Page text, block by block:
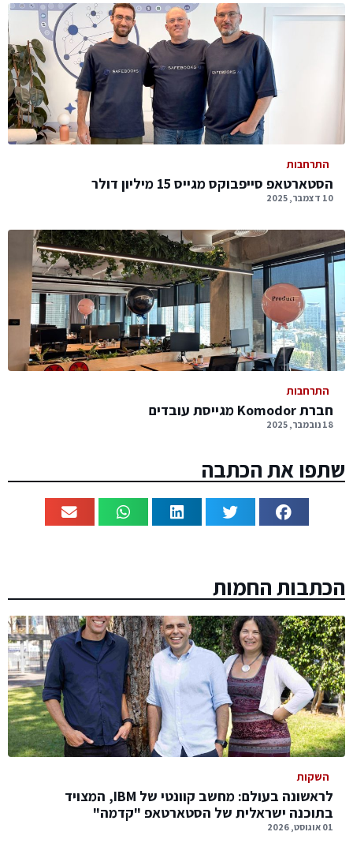
התרחבות
הסטארטאפ סייפבוקס מגייס 15 מיליון דולר
10 דצמבר, 2025
התרחבות
חברת Komodor מגייסת עובדים
18 נובמבר, 2025
שתפו את הכתבה
הכתבות החמות
השקות
לראשונה בעולם: מחשב קוונטי של IBM, המצויד
בתוכנה ישראלית של הסטארטאפ "קדמה"
01 אוגוסט, 2026